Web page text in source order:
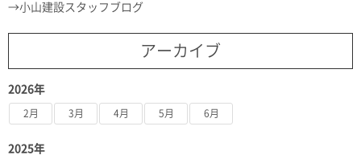
小山建設スタッフブログ
アーカイブ
2026年
2月 3月 4月 5月 6月
2025年